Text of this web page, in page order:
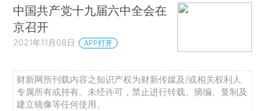
中国共产党十九届六中全会在
京召开
2021年11月08日 APP打开
财新网所刊载内容之知识产权为财新传媒及/或相关权利人
专属所有或持有。未经许可，禁止进行转载、摘编、复制及
建立镜像等任何使用。